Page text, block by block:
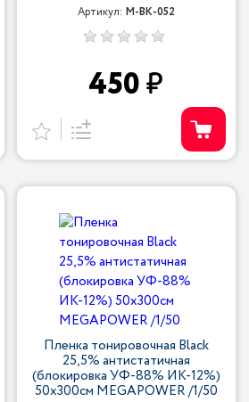
Артикул: M-BK-052
450
Пленка тонировочная Black
25,5% антистатичная
(блокировка УФ-88% ИК-12%)
50х300см MEGAPOWER /1/50